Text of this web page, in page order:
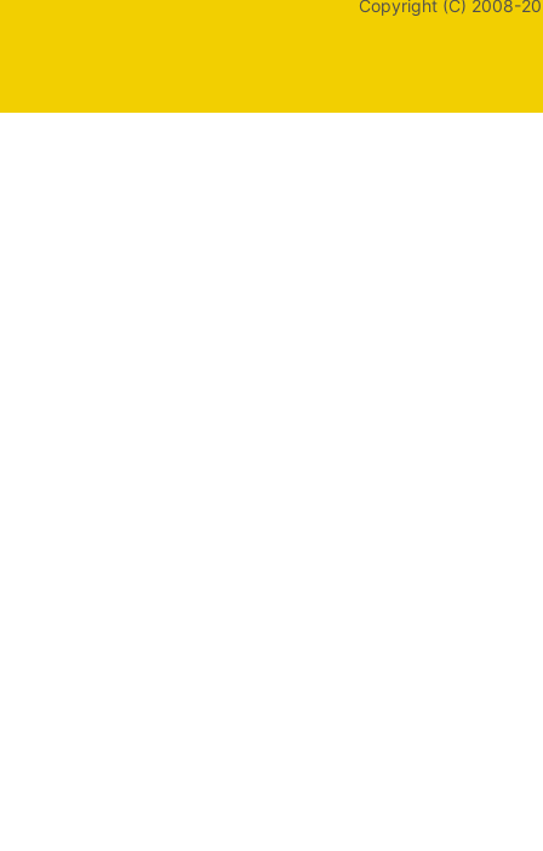
Copyright (C) 2008-